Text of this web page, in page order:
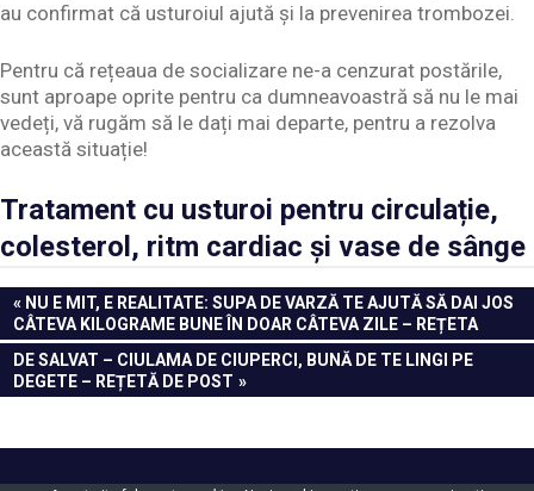
au confirmat că usturoiul ajută și la prevenirea trombozei.
Pentru că rețeaua de socializare ne-a cenzurat postările,
sunt aproape oprite pentru ca dumneavoastră să nu le mai
vedeți, vă rugăm să le dați mai departe, pentru a rezolva
această situație!
Tratament cu usturoi pentru circulație,
colesterol, ritm cardiac și vase de sânge
Navigare
în
articole
PREVIOUS
POST:
NU E MIT, E REALITATE: SUPA DE VARZĂ TE AJUTĂ SĂ DAI JOS
CÂTEVA KILOGRAME BUNE ÎN DOAR CÂTEVA ZILE – REȚETA
NEXT
POST:
DE SALVAT – CIULAMA DE CIUPERCI, BUNĂ DE TE LINGI PE
DEGETE – REȚETĂ DE POST